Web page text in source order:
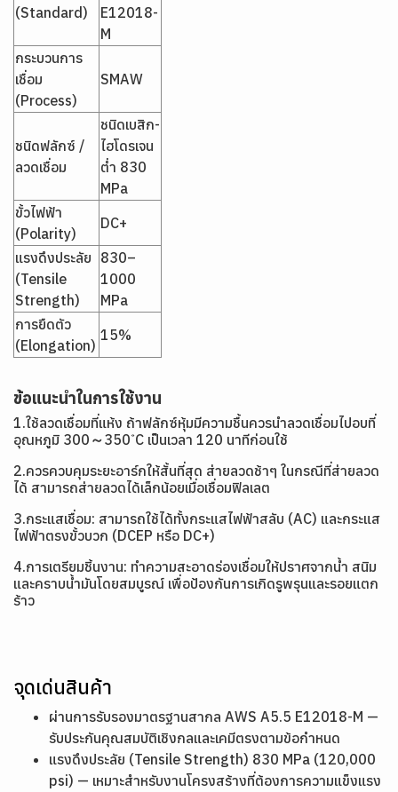
(Standard)
E12018-
M
กระบวนการ
เชื่อม
(Process)
SMAW
ชนิดฟลักซ์ /
ลวดเชื่อม
ชนิดเบสิก-
ไฮโดรเจน
ต่ำ 830
MPa
ขั้วไฟฟ้า
(Polarity)
DC+
แรงดึงประลัย
(Tensile
Strength)
830–
1000
MPa
การยืดตัว
(Elongation)
15%
ข้อแนะนำในการใช้งาน
1.ใช้ลวดเชื่อมที่แห้ง ถ้าฟลักซ์หุ้มมีความชื้นควรนำลวดเชื่อมไปอบที่
อุณหภูมิ 300～350 ํC เป็นเวลา 120 นาทีก่อนใช้
2.ควรควบคุมระยะอาร์กให้สั้นที่สุด ส่ายลวดช้าๆ ในกรณีที่ส่ายลวด
ได้ สามารถส่ายลวดได้เล็กน้อยเมื่อเชื่อมฟิลเลต
3.กระแสเชื่อม: สามารถใช้ได้ทั้งกระแสไฟฟ้าสลับ (AC) และกระแส
ไฟฟ้าตรงขั้วบวก (DCEP หรือ DC+)
4.การเตรียมชิ้นงาน: ทำความสะอาดร่องเชื่อมให้ปราศจากน้ำ สนิม
และคราบน้ำมันโดยสมบูรณ์ เพื่อป้องกันการเกิดรูพรุนและรอยแตก
ร้าว
จุดเด่นสินค้า
ผ่านการรับรองมาตรฐานสากล AWS A5.5 E12018-M —
รับประกันคุณสมบัติเชิงกลและเคมีตรงตามข้อกำหนด
แรงดึงประลัย (Tensile Strength) 830 MPa (120,000
psi) — เหมาะสำหรับงานโครงสร้างที่ต้องการความแข็งแรง